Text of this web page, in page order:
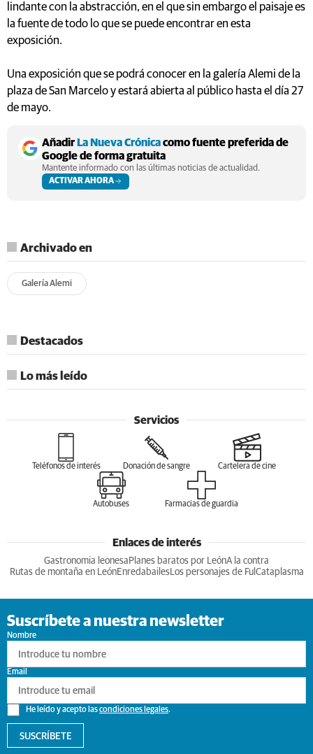
lindante con la abstracción, en el que sin embargo el paisaje es
la fuente de todo lo que se puede encontrar en esta
exposición.
Una exposición que se podrá conocer en la galería Alemi de la
plaza de San Marcelo y estará abierta al público hasta el día 27
de mayo.
AñadirLa Nueva Crónicacomo fuente preferida de
Google de forma gratuita
Mantente informado con las últimas noticias de actualidad.
ACTIVAR AHORA
Archivado en
Galería Alemi
Destacados
Lo más leído
Servicios
Teléfonos de interés Donación de sangre Cartelera de cine
Autobuses Farmacias de guardia
Enlaces de interés
Gastronomia leonesa Planes baratos por LeónA la contra
Rutas de montaña en LeónEnredabailesLos personajes de Ful Cataplasma
Suscríbete a nuestra newsletter
Nombre
He leído y acepto lascondiciones legales.
Email
SUSCRÍBETE